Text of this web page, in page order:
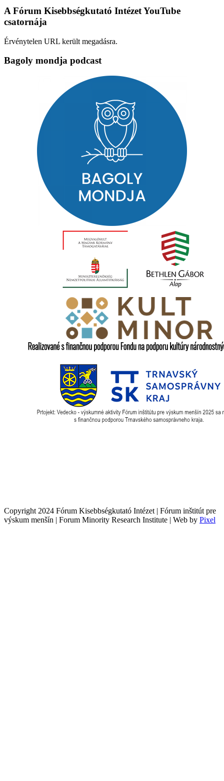
A Fórum Kisebbségkutató Intézet YouTube
csatornája
Érvénytelen URL került megadásra.
Bagoly mondja podcast
Copyright 2024 Fórum Kisebbségkutató Intézet | Fórum inštitút pre
výskum menšín | Forum Minority Research Institute | Web by Pixel